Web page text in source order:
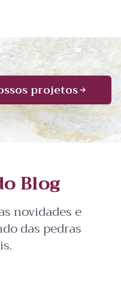
projetos
Blog
novidades e
das pedras